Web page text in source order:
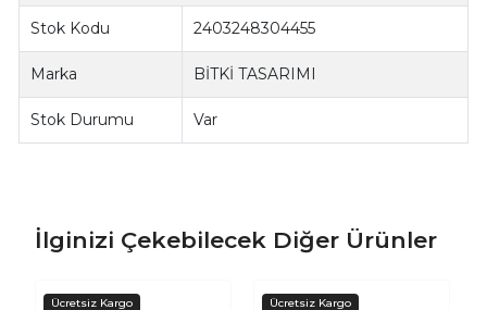
Stok Kodu 2403248304455
Marka BİTKİ TASARIMI
Stok Durumu Var
İlginizi Çekebilecek Diğer Ürünler